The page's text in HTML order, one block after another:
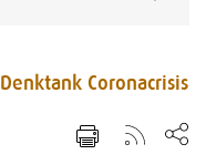
Denktank Coronacrisis